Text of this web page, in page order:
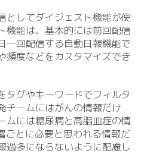
としてダイジェスト機能が使
機能は、基本的には前回配信
一回配信する自動日報機能で
頻度などをカスタマイズでき
タグやキーワードでフィルタ
チームにはがんの情報だけ
ムには糖尿病と高脂血症の情
とに必要と思われる情報だ
過多にならないように配慮し